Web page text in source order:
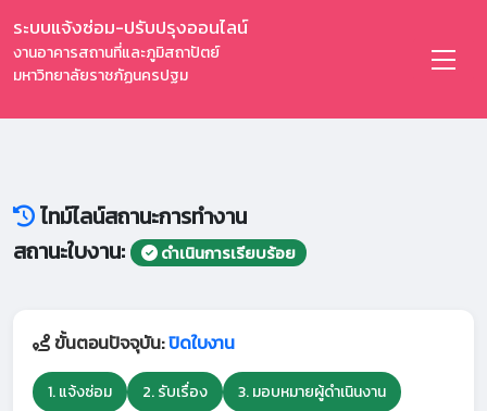
ระบบแจ้งซ่อม-ปรับปรุงออนไลน์
งานอาคารสถานที่และภูมิสถาปัตย์
มหาวิทยาลัยราชภัฏนครปฐม
ไทม์ไลน์สถานะการทำงาน
สถานะใบงาน:
ดำเนินการเรียบร้อย
ขั้นตอนปัจจุบัน:ปิดใบงาน
1. แจ้งซ่อม 2. รับเรื่อง
3. มอบหมายผู้ดำเนินงาน